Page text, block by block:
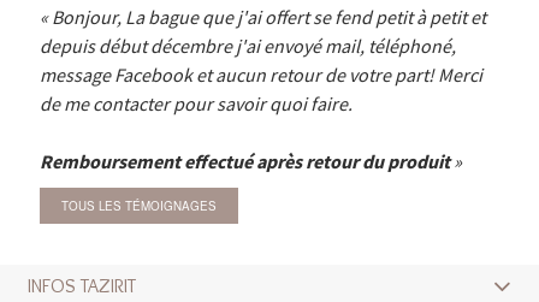
Bonjour, La bague que j'ai offert se fend petit à petit et
depuis début décembre j'ai envoyé mail, téléphoné,
message Facebook et aucun retour de votre part! Merci
de me contacter pour savoir quoi faire.
Remboursement effectué après retour du produit
TOUS LES TÉMOIGNAGES
INFOS TAZIRIT